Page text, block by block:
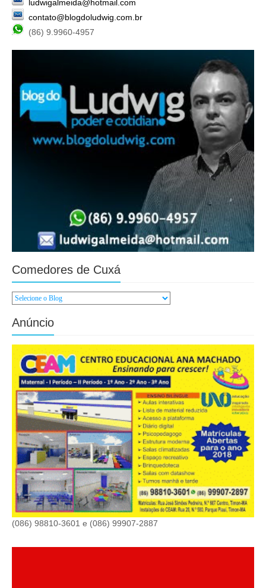
ludwigalmeida@hotmail.com
contato@blogdoludwig.com.br
(86) 9.9960-4957
Comedores de Cuxá
Anúncio
(086) 98810-3601 e (086) 99907-2887